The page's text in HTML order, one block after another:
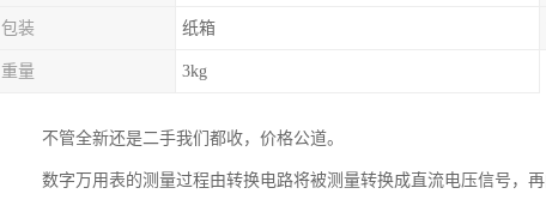
包装 纸箱
重量 3kg
不管全新还是二手我们都收，价格公道。
数字万用表的测量过程由转换电路将被测量转换成直流电压信号，